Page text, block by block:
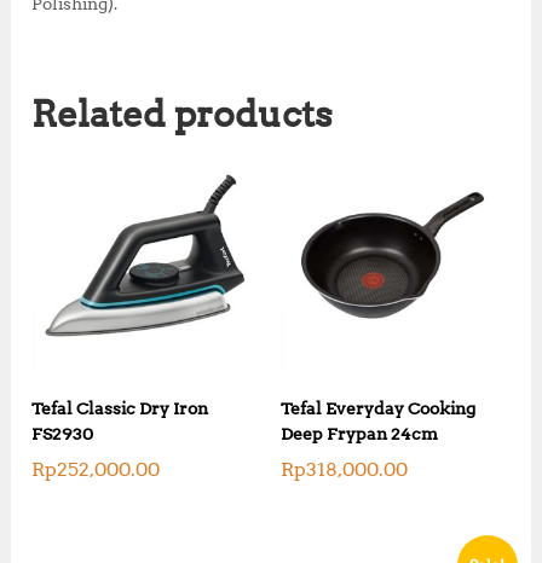
Related products
Tefal Classic Dry Iron
FS2930
Rp252,000.00
Tefal Everyday Cooking
Deep Frypan 24cm
Rp318,000.00